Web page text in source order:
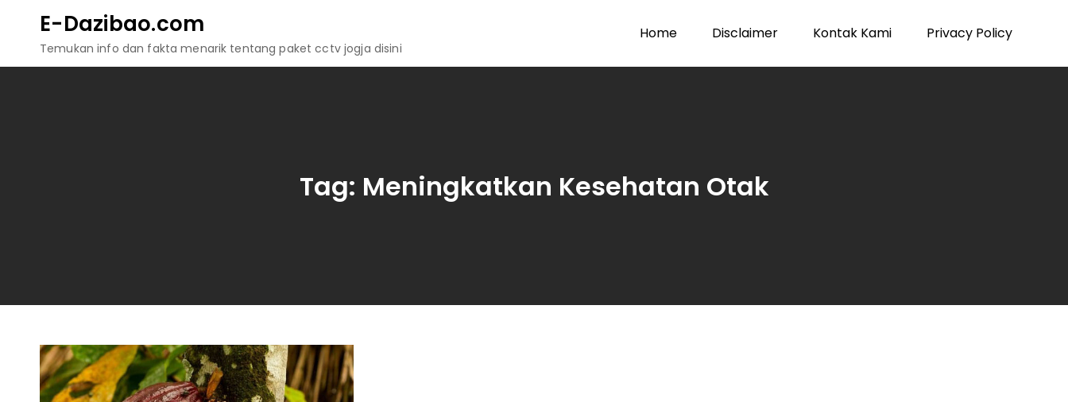
content
E-Dazibao.com
Temukan info dan fakta menarik tentang paket cctv jogja disini
Home Disclaimer Kontak Kami Privacy Policy
Tag: Meningkatkan Kesehatan Otak